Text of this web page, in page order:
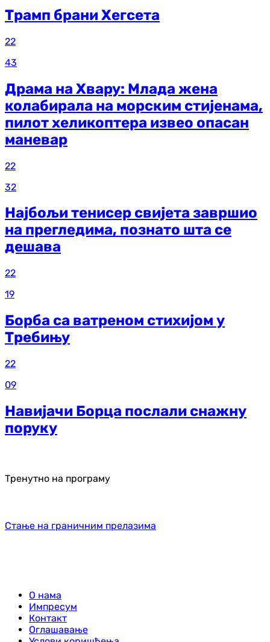
Трамп брани Хегсета
22
43
Драма на Хвару: Млада жена
колабирала на морским стијенама,
пилот хеликоптера извео опасан
маневар
22
32
Најбољи тенисер свијета завршио
на прегледима, познато шта се
дешава
22
19
Борба са ватреном стихијом у
Требињу
22
09
Навијачи Борца послали снажну
поруку
Тренутно на програму
Стање на граничним прелазима
О нама
Импресум
Контакт
Оглашавање